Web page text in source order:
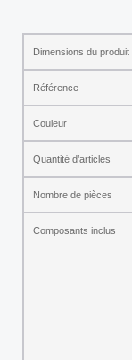
Dimensions du
Référence
Couleur
Quantité d’articles
Nombre de pièces
Composants inclus